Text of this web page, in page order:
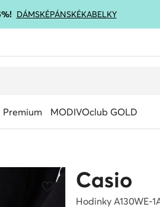
DÁMSKÉPÁNSKÉKABELKY
Premium MODIVOclub GOLD
Casio
Hodinky A130WE-